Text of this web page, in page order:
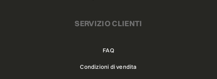
SERVIZIO CLIENTI
FAQ
Condizioni di vendita